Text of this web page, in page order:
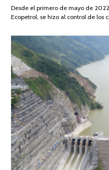
Desde el primero de mayo de
Ecopetrol, se hizo al control de los